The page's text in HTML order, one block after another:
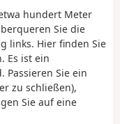
hundert Meter
Sie die
links. Hier finden Sie
Es ist ein
Passieren Sie ein
zu schließen),
Sie auf eine